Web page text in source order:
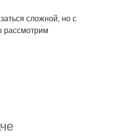
сложной, но с
рассмотрим